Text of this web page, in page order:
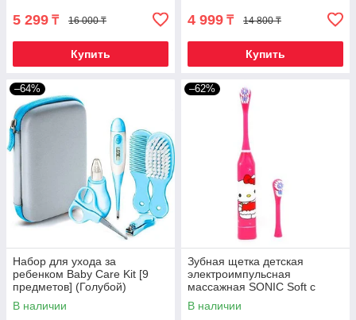
5 299 ₸ 16 000 ₸
Купить
4 999 ₸ 14 800 ₸
Купить
–64%
Набор для ухода за
ребенком Baby Care Kit [9
предметов] (Голубой)
В наличии
–62%
Зубная щетка детская
электроимпульсная
массажная SONIC Soft с
запасной насадкой (Hello
Kitty)
В наличии